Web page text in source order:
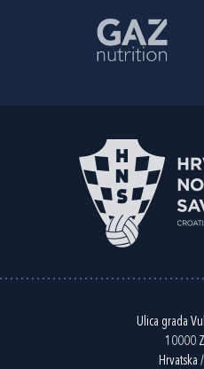
Ulica grada
10000
Hrvatska